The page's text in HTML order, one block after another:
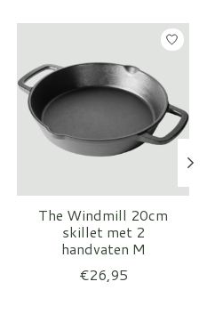
The Windmill 20cm
skillet met 2
handvaten M
€26,95